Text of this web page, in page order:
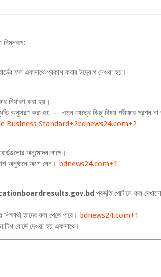
নিম্নরূপ:
ফল একসাথে প্রকাশ করার উদ্যোগ নেওয়া হয়।
নির্ধারণ করা হয়।
করা হয় — এমন ক্ষেত্রে কিছু বিষয় পরীক্ষার প্রশ্ন না
Business Standard+2bdnews24.com+2
অনুমোদন লাগে।
অনুষ্ঠানে অংশ নেন। bdnews24.com+1
প্রভৃতি পোর্টালে ফল
তাদের ফল পেতে পারে। bdnews24.com+1
বোর্ডে দেওয়া হয় একসাথে।